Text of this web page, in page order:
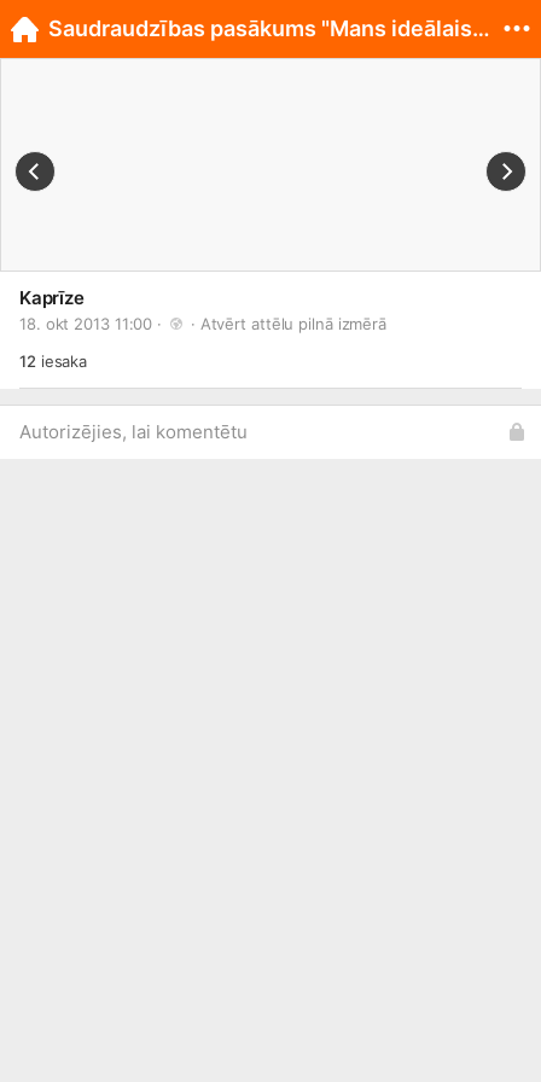
Kaprīze
18. okt 2013 11:00 · · Atvērt attēlu pilnā izmērā
12 iesaka
Autorizējies, lai komentētu
Saudraudzības pasākums "Mans ideālais dejotājs"